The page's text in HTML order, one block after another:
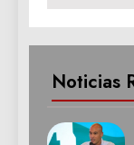
Noticias